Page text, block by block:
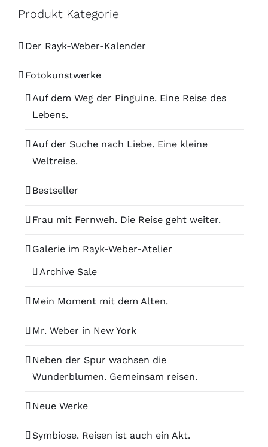
Produkt Kategorie
Der Rayk-Weber-Kalender
Fotokunstwerke
Auf dem Weg der Pinguine. Eine Reise des
Lebens.
Auf der Suche nach Liebe. Eine kleine
Weltreise.
Bestseller
Frau mit Fernweh. Die Reise geht weiter.
Galerie im Rayk-Weber-Atelier
Archive Sale
Mein Moment mit dem Alten.
Mr. Weber in New York
Neben der Spur wachsen die
Wunderblumen. Gemeinsam reisen.
Neue Werke
Symbiose. Reisen ist auch ein Akt.